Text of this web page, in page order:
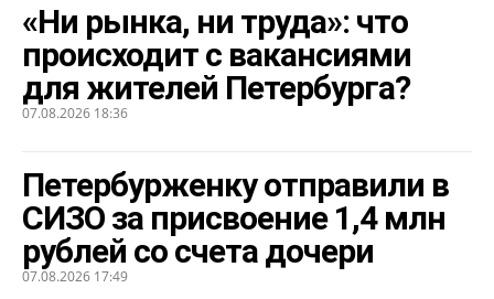
«Ни рынка, ни труда»: что
происходит с вакансиями
для жителей Петербурга?
07.08.2026 18:36
Петербурженку отправили в
СИЗО за присвоение 1,4 млн
рублей со счета дочери
07.08.2026 17:49